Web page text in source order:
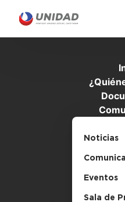
Noticias
Eventos
Sala de